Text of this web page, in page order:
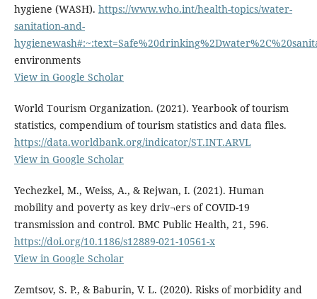
hygiene (WASH). https://www.who.int/health-topics/water-
sanitation-and-
environments
View in Google Scholar
World Tourism Organization. (2021). Yearbook of tourism
statistics, compendium of tourism statistics and data files.
https://data.worldbank.org/indicator/ST.INT.ARVL
View in Google Scholar
Yechezkel, M., Weiss, A., & Rejwan, I. (2021). Human
mobility and poverty as key driv¬ers of COVID-19
transmission and control. BMC Public Health, 21, 596.
https://doi.org/10.1186/s12889-021-10561-x
View in Google Scholar
Zemtsov, S. P., & Baburin, V. L. (2020). Risks of morbidity and